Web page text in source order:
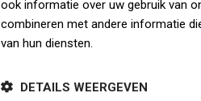
Kleur
Materiaal
ook informatie over uw gebruik van
combineren met andere informatie
van hun diensten.
DETAILS WEERGEVEN